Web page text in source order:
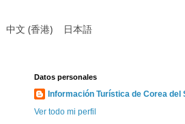
中文 (香港) 日本語
Datos personales
Información Turística de Corea del
Ver todo mi perfil